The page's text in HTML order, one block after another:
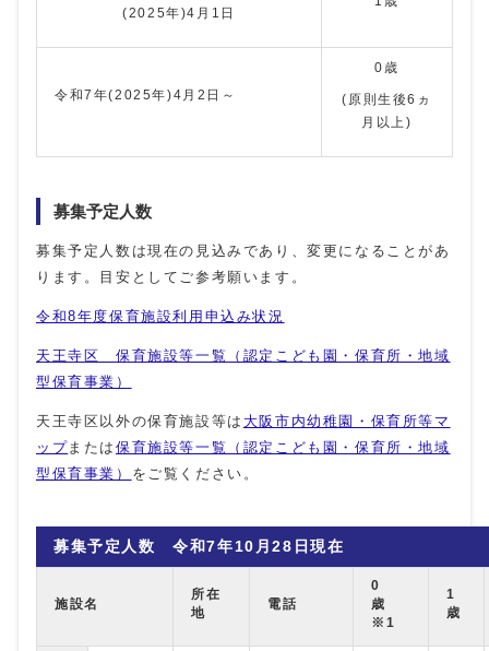
(2025年)4月1日
令和7年(2025年)4月2日～
0歳
(原則生後6ヵ
月以上)
募集予定人数
募集予定人数は現在の見込みであり、変更になることがあ
ります。目安としてご参考願います。
令和8年度保育施設利用申込み状況
天王寺区 保育施設等一覧（認定こども園・保育所・地域
型保育事業）
天王寺区以外の保育施設等は 大阪市内幼稚園・保育所等マ
ップ または保育施設等一覧（認定こども園・保育所・地域
型保育事業） をご覧ください。
募集予定人数 令和7年10月28日現在
施設名
所在
地
電話
0
歳
※1
1
歳